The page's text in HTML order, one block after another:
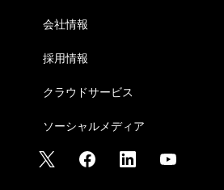
会社情報
採用情報
クラウドサービス
ソーシャルメディア